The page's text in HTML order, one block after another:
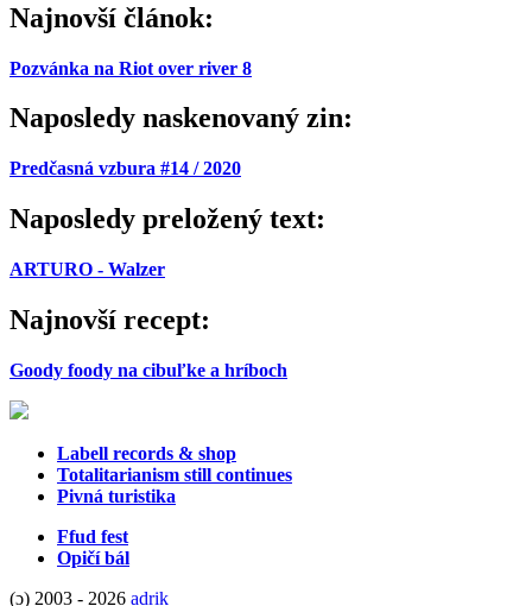
Najnovší článok:
Pozvánka na Riot over river 8
Naposledy naskenovaný zin:
Predčasná vzbura #14 / 2020
Naposledy preložený text:
ARTURO - Walzer
Najnovší recept:
Goody foody na cibuľke a hríboch
Labell records & shop
Totalitarianism still continues
Pivná turistika
Ffud fest
Opičí bál
(ɔ) 2003 - 2026 adrik